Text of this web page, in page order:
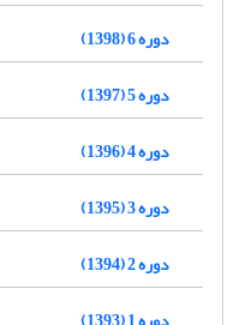
دوره 6 (1398)
دوره 5 (1397)
دوره 4 (1396)
دوره 3 (1395)
دوره 2 (1394)